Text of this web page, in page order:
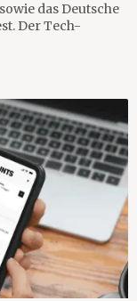
das Deutsche
Der Tech-